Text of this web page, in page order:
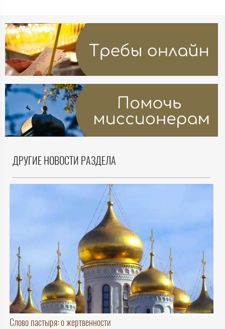
ДРУГИЕ НОВОСТИ РАЗДЕЛА
Слово пастыря: о жертвенности